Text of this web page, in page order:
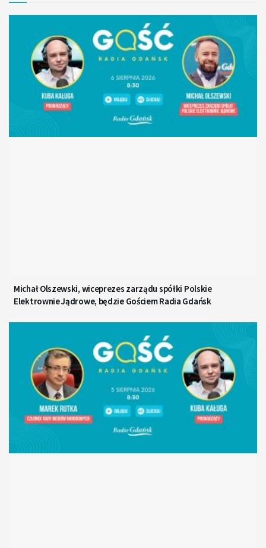
Michał Olszewski, wiceprezes zarządu spółki Polskie
Elektrownie Jądrowe, będzie Gościem Radia Gdańsk